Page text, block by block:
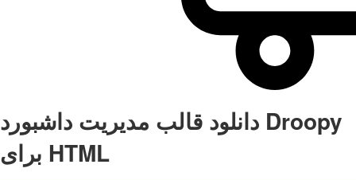
دانلود قالب مدیریت داشبورد Droopy
برای HTML